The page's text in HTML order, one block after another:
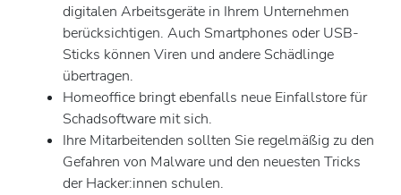
digitalen Arbeitsgeräte in Ihrem Unternehmen
berücksichtigen. Auch Smartphones oder USB-
Sticks können Viren und andere Schädlinge
übertragen.
Homeoffice bringt ebenfalls neue Einfallstore für
Schadsoftware mit sich.
Ihre Mitarbeitenden sollten Sie regelmäßig zu den
Gefahren von Malware und den neuesten Tricks
der Hacker:innen schulen.